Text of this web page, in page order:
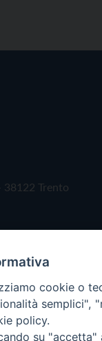
38122 Trento
cookie o
semplici",
policy.
su "accetta"